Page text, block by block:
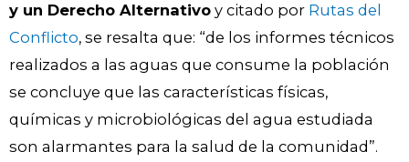
y un Derecho Alternativo y citado por Rutas del
Conflicto, se resalta que: “de los informes técnicos
realizados a las aguas que consume la población
se concluye que las características físicas,
químicas y microbiológicas del agua estudiada
son alarmantes para la salud de la comunidad”.